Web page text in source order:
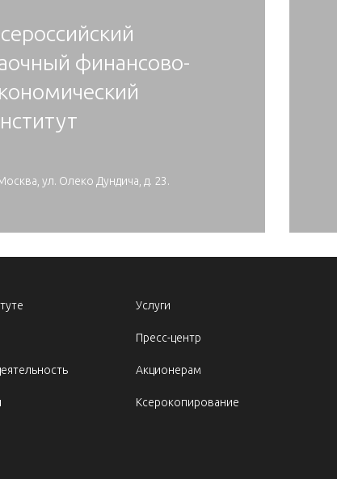
финансово-
ул. Олеко Дундича, д. 23.
Услуги
Пресс-центр
Акционерам
Ксерокопирование